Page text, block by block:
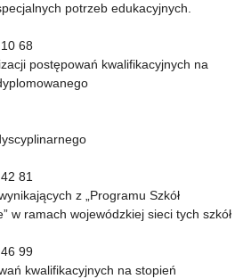
potrzeb edukacyjnych.
68
postępowań kwalifikacyjnych na
81
z „Programu Szkół
w ramach wojewódzkiej sieci tych szkół
99
kwalifikacyjnych na stopień